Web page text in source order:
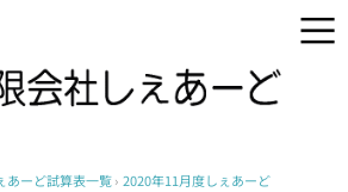
あーど試算表一覧› 2020年11月度しぇあーど